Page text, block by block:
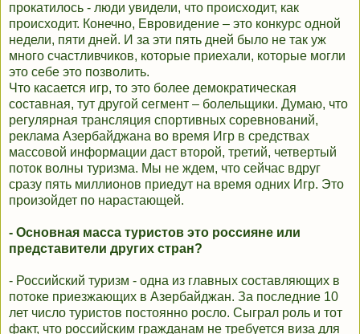
прокатилось - люди увидели, что происходит, как
происходит. Конечно, Евровидение – это конкурс одной
недели, пяти дней. И за эти пять дней было не так уж
много счастливчиков, которые приехали, которые могли
это себе это позволить.
Что касается игр, то это более демократическая
составная, тут другой сегмент – болельщики. Думаю, что
регулярная трансляция спортивных соревнований,
реклама Азербайджана во время Игр в средствах
массовой информации даст второй, третий, четвертый
поток волны туризма. Мы не ждем, что сейчас вдруг
сразу пять миллионов приедут на время одних Игр. Это
произойдет по нарастающей.
- Основная масса туристов это россияне или
представители других стран?
- Российский туризм - одна из главных составляющих в
потоке приезжающих в Азербайджан. За последние 10
лет число туристов постоянно росло. Сыграл роль и тот
факт, что российским гражданам не требуется виза для